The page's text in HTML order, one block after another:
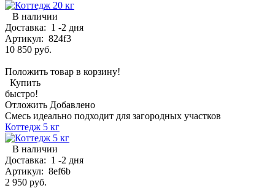
В наличии
Доставка: 1 -2 дня
Артикул: 824f3
10 850 руб.
Положить товар в корзину!
Купить
быстро!
Отложить Добавлено
Смесь идеально подходит для загородных участков
Коттедж 5 кг
В наличии
Доставка: 1 -2 дня
Артикул: 8ef6b
2 950 руб.